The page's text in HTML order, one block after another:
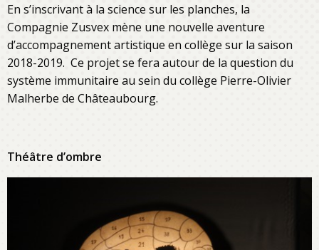
En s’inscrivant à la science sur les planches, la
Compagnie Zusvex mène une nouvelle aventure
d’accompagnement artistique en collège sur la saison
2018-2019. Ce projet se fera autour de la question du
système immunitaire au sein du collège Pierre-Olivier
Malherbe de Châteaubourg.
Théâtre d’ombre